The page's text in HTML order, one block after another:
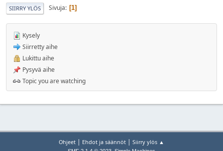
SIIRRY YLÖS Sivuja 1
Kysely
Siirretty aihe
Lukittu aihe
Pysyvä aihe
Topic you are watching
Ohjeet | Ehdot ja säännöt | Siirry ylös ▲